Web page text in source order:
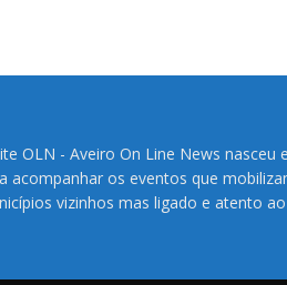
OLN - Aveiro On Line News
acompanhar os eventos que
vizinhos mas ligado e atento